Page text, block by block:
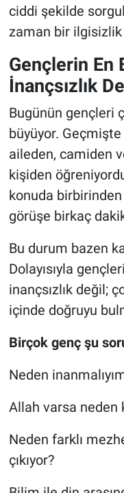
ciddi şekilde
zaman bir ilgisizlik
Gençlerin En
İnançsızlık
Bugünün gençleri
büyüyor.
aileden, camiden
kişiden
konuda
görüşe birkaç
Bu durum bazen
Dolayısıyla
inançsızlık değil;
içinde doğruyu
Birçok genç şu
Neden
Allah varsa neden
Neden farklı
çıkıyor?